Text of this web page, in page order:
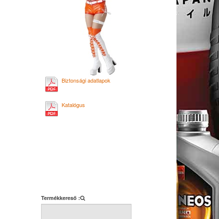
Biztonsági adatlapok
Katalógus
Termékkereső :